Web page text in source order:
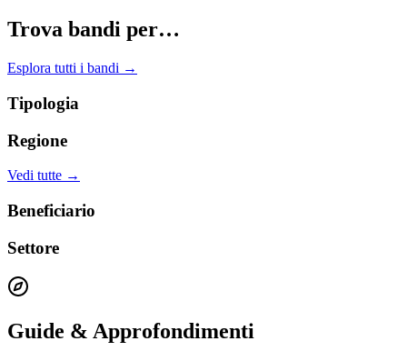
Trova bandi per…
Esplora tutti i bandi →
Tipologia
Regione
Vedi tutte →
Beneficiario
Settore
Guide & Approfondimenti